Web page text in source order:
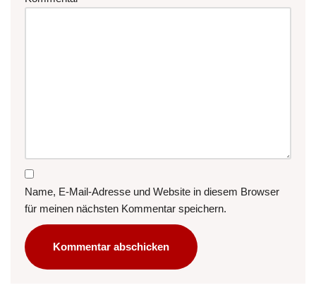
Name, E-Mail-Adresse und Website in diesem Browser
für meinen nächsten Kommentar speichern.